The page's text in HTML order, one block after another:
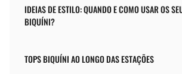
IDEIAS DE ESTILO: QUANDO E COMO USAR OS
BIQUÍNI?
TOPS BIQUÍNI AO LONGO DAS ESTAÇÕES